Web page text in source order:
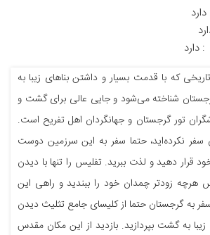
دارد
: دارد
که با قدمت بسیار و داشتن بناهای زیبا به
شناخته می‌شود و جایی عالی برای گشت و
تور گرجستان و جهانگردان اهل تفریح است.
سفر نکرده‌اید، حتما سفر به این سرزمین دوست
قرار دهید و لذت ببرید. تفلیس را تنها با دیدن
زودتر چمدان خود را ببندید و راهی این
به گرجستان حتما از کلیسای جامع تثلیث دیدن
زیبا به گشت بپردازید. بازدید از این مکان مقدس